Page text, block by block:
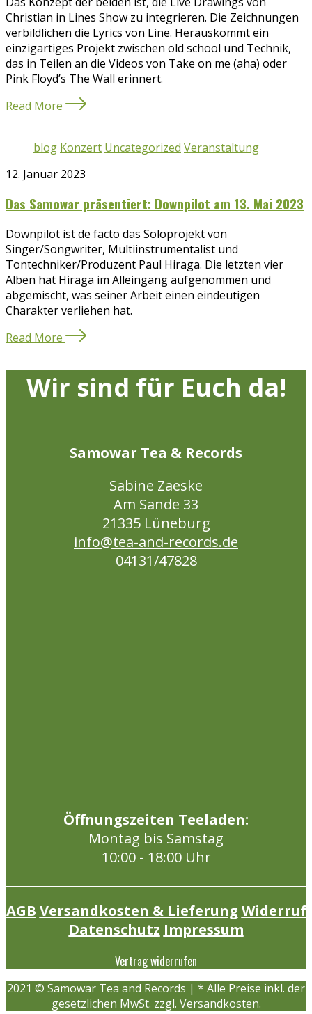
Christian in Lines Show zu integrieren. Die Zeichnungen
verbildlichen die Lyrics von Line. Herauskommt ein
einzigartiges Projekt zwischen old school und Technik,
das in Teilen an die Videos von Take on me (aha) oder
Pink Floyd’s The Wall erinnert.
Read More
blog Konzert Uncategorized Veranstaltung
12. Januar 2023
Das Samowar präsentiert: Downpilot am 13. Mai 2023
Downpilot ist de facto das Soloprojekt von
Singer/Songwriter, Multiinstrumentalist und
Tontechniker/Produzent Paul Hiraga. Die letzten vier
Alben hat Hiraga im Alleingang aufgenommen und
abgemischt, was seiner Arbeit einen eindeutigen
Charakter verliehen hat.
Read More
Wir sind für Euch da!
Samowar Tea & Records
Sabine Zaeske
Am Sande 33
21335 Lüneburg
info@tea-and-records.de
04131/47828
Öffnungszeiten Teeladen:
Montag bis Samstag
10:00 - 18:00 Uhr
AGB Versandkosten & Lieferung Widerruf
Datenschutz Impressum
Vertrag widerrufen
2021 © Samowar Tea and Records | * Alle Preise inkl. der
gesetzlichen MwSt. zzgl. Versandkosten.